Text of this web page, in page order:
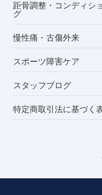
距骨調整・コンディシ
グ
慢性痛・古傷外来
スポーツ障害ケア
スタッフブログ
特定商取引法に基づく